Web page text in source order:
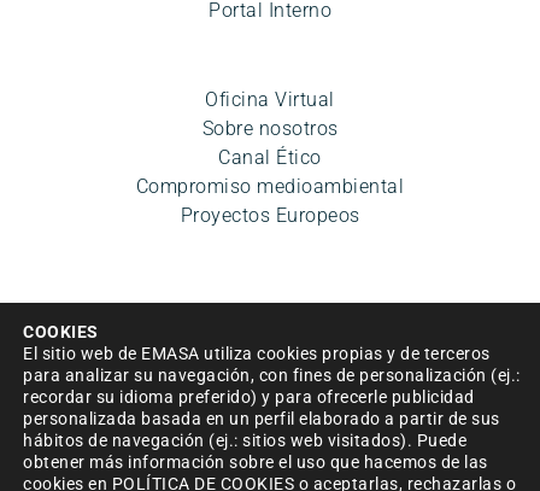
Portal Interno
Oficina Virtual
Sobre nosotros
Canal Ético
Compromiso medioambiental
Proyectos Europeos
Aviso legal|Política de privacidad|Condiciones de uso
|Accesibilidad|Política de cookies|Mapa del sitio
Política de Seguridad de la información
COOKIES
El sitio web de EMASA utiliza cookies propias y de terceros
para analizar su navegación, con fines de personalización (ej.:
recordar su idioma preferido) y para ofrecerle publicidad
personalizada basada en un perfil elaborado a partir de sus
hábitos de navegación (ej.: sitios web visitados). Puede
obtener más información sobre el uso que hacemos de las
cookies en POLÍTICA DE COOKIES o aceptarlas, rechazarlas o